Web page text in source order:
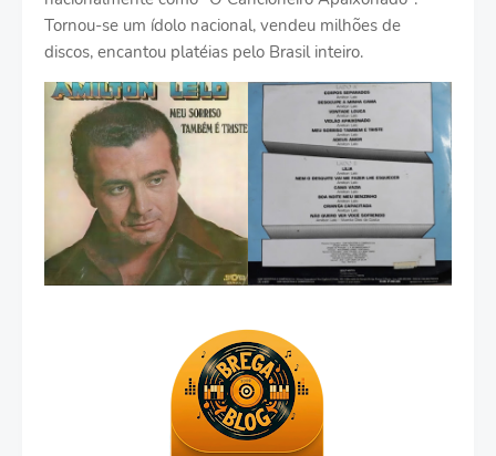
Tornou-se um ídolo nacional, vendeu milhões de
discos, encantou platéias pelo Brasil inteiro.